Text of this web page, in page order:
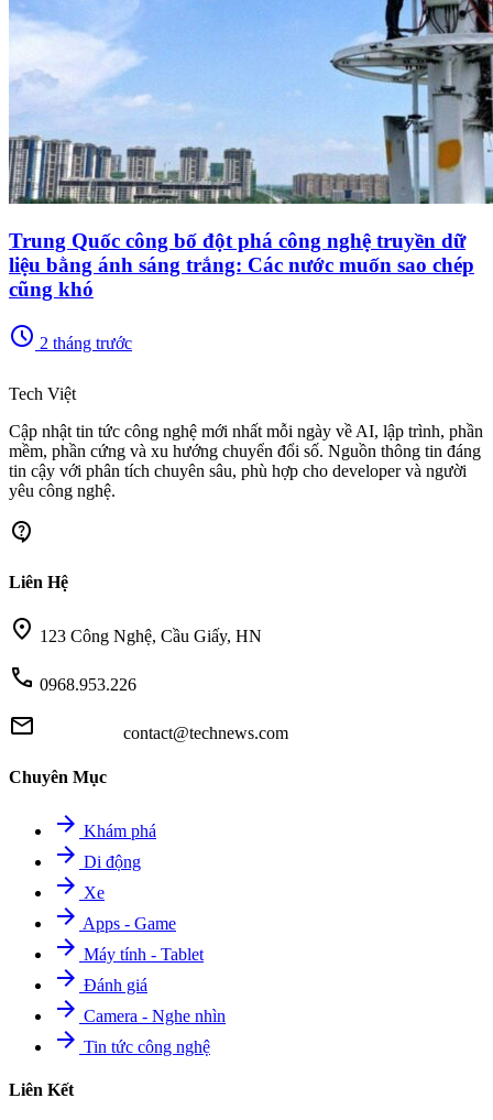
Trung Quốc công bố đột phá công nghệ truyền dữ
liệu bằng ánh sáng trắng: Các nước muốn sao chép
cũng khó
schedule 2 tháng trước
Tech Việt
Cập nhật tin tức công nghệ mới nhất mỗi ngày về AI, lập trình, phần
mềm, phần cứng và xu hướng chuyển đổi số. Nguồn thông tin đáng
tin cậy với phân tích chuyên sâu, phù hợp cho developer và người
yêu công nghệ.
contact_support
Liên Hệ
location_on 123 Công Nghệ, Cầu Giấy, HN
call 0968.953.226
mail contact@technews.com
Chuyên Mục
arrow_forward Khám phá
arrow_forward Di động
arrow_forward Xe
arrow_forward Apps - Game
arrow_forward Máy tính - Tablet
arrow_forward Đánh giá
arrow_forward Camera - Nghe nhìn
arrow_forward Tin tức công nghệ
Liên Kết